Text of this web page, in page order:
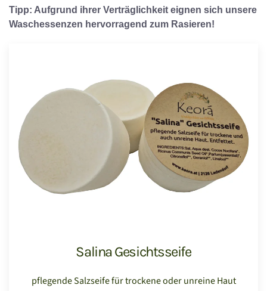
Tipp: Aufgrund ihrer Verträglichkeit eignen sich unsere
Waschessenzen hervorragend zum Rasieren!
Salina Gesichtsseife
pflegende Salzseife für trockene oder unreine Haut